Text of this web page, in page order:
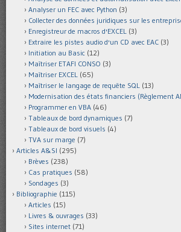
Analyser un FEC avec Python (3)
Collecter des données juridiques sur les
Enregistreur de macros d'EXCEL (3)
Extraire les pistes audio d'un CD avec EAC (3)
Initiation au Basic (12)
Maîtriser ETAFI CONSO (3)
Maîtriser EXCEL (65)
Maîtriser le langage de requête SQL (13)
Modernisation des états financiers (Règlement
Programmer en VBA (46)
Tableaux de bord dynamiques (7)
Tableaux de bord visuels (4)
TVA sur marge (7)
Articles A&SI (295)
Brèves (238)
Cas pratiques (58)
Sondages (3)
Bibliographie (115)
Articles (15)
Livres & ouvrages (33)
Sites internet (71)